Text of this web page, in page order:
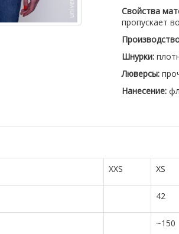
Свойства
пропускает
Шнурки:
Люверсы:
Нанесение:
XXS XS
42
~150